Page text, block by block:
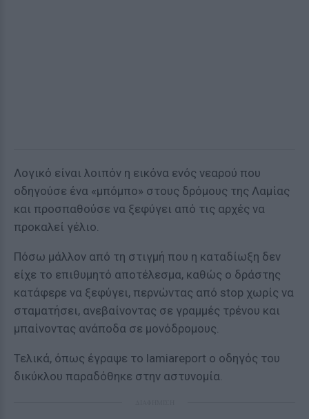
Λογικό είναι λοιπόν η εικόνα ενός νεαρού που
οδηγούσε ένα «μπόμπο» στους δρόμους της Λαμίας
και προσπαθούσε να ξεφύγει από τις αρχές να
προκαλεί γέλιο.
Πόσω μάλλον από τη στιγμή που η καταδίωξη δεν
είχε το επιθυμητό αποτέλεσμα, καθώς ο δράστης
κατάφερε να ξεφύγει, περνώντας από stop χωρίς να
σταματήσει, ανεβαίνοντας σε γραμμές τρένου και
μπαίνοντας ανάποδα σε μονόδρομους.
Τελικά, όπως έγραψε το lamiareport ο οδηγός του
δικύκλου παραδόθηκε στην αστυνομία.